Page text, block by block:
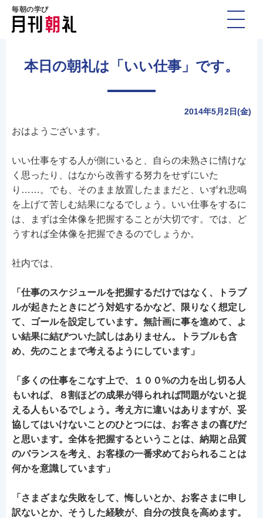
毎朝の学び
本日の朝礼は「いい仕事」です。
2014年5月2日(金)
おはようございます。
いい仕事をする人が側にいると、自らの未熟さに情けな
く思ったり、はなから改善する努力をせずにいた
り……。でも、そのまま放置したままだと、いずれ悲鳴
を上げて苦しむ結果になるでしょう。いい仕事をするに
は、まずは全体像を把握することが大切です。では、ど
うすれば全体像を把握できるのでしょうか。
社内では、
「仕事のスケジュールを把握するだけではなく、トラブ
ルが起きたときにどう対処するかなど、限りなく想定し
て、ゴールを設定しています。無計画に事を進めて、よ
い結果に結びついた試しはありません。トラブルも含
め、先のことまで考えるようにしています」
「多くの仕事をこなす上で、１００%の力を出し切る人
もいれば、８割ほどの成果が得られれば問題がないと捉
える人もいるでしょう。考え方に違いはありますが、妥
協してはいけないことのひとつには、お客さまの喜びだ
と思います。全体を把握するということは、納期と品質
のバランスを考え、お客様の一番求めておられることは
何かを意識しています」
「さまざまな失敗をして、悔しいとか、お客さまに申し
訳ないとか、そうした経験が、自分の技良を高めます。